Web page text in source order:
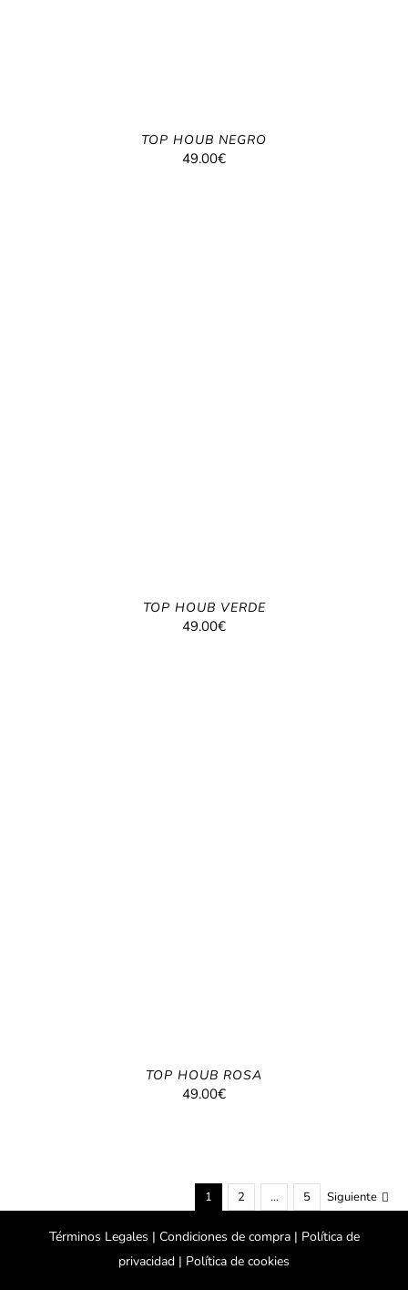
TOP HOUB NEGRO
49.00€
TOP HOUB VERDE
49.00€
TOP HOUB ROSA
49.00€
1 2 … 5 Siguiente
Términos Legales | Condiciones de compra | Política de
privacidad | Política de cookies